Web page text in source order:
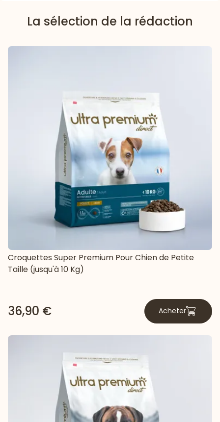
La sélection de la rédaction
Croquettes Super Premium Pour Chien de Petite
Taille (jusqu'à 10 Kg)
36,90 € Acheter